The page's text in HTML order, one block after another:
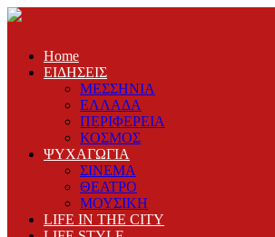
Home
ΕΙΔΗΣΕΙΣ
ΜΕΣΣΗΝΙΑ
ΕΛΛΑΔΑ
ΠΕΡΙΦΕΡΕΙΑ
ΚΟΣΜΟΣ
ΨΥΧΑΓΩΓΙΑ
ΣΙΝΕΜΑ
ΘΕΑΤΡΟ
ΜΟΥΣΙΚΗ
LIFE IN THE CITY